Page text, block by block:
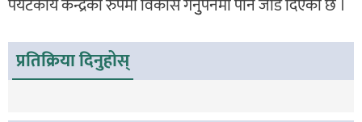
पर्यटकीय केन्द्रको रुपमा विकास गर्नुुपर्नेमा पनि जोड दिएको छ ।
प्रतिक्रिया दिनुहोस्